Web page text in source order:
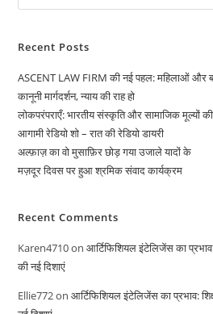
Recent Posts
ASCENT LAW FIRM की नई पहल: महिलाओं और
कानूनी मार्गदर्शन, न्याय की राह हो
लोकपरंपराएँ: भारतीय संस्कृति और सामाजिक मूल्यों
आगामी रेडियो शो – रात की रेडियो डायरी
अल्फ़ाज़ का वो मुसाफ़िर छोड़ गया उजाले यादों के
मज़दूर दिवस पर हुआ श्रमिक संवाद कार्यक्रम
Recent Comments
Karen4710onआर्टिफिशियल इंटेलिजेंस का
की नई दिशाएं
Ellie772onआर्टिफिशियल इंटेलिजेंस का प्रभाव: